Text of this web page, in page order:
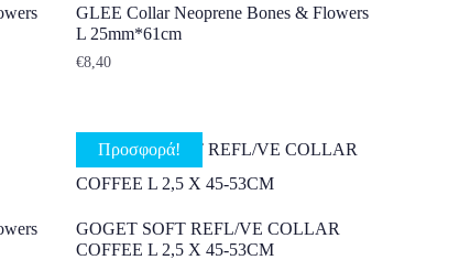
GLEE Collar Neoprene Bones & Flowers
L 25mm*61cm
€8,40
Προσφορά!
GOGET SOFT REFL/VE COLLAR
COFFEE L 2,5 X 45-53CM